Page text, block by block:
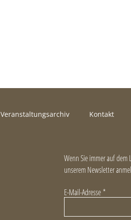
Veranstaltungsarchiv Kontakt
Wenn Sie immer auf dem
unserem Newsletter
E-Mail-Adresse *